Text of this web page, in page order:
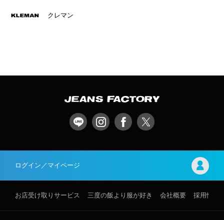
クレマン
ログイン／マイページ
お店受け取りサービス 三度の飯より服が好き 会社概要 採用情報